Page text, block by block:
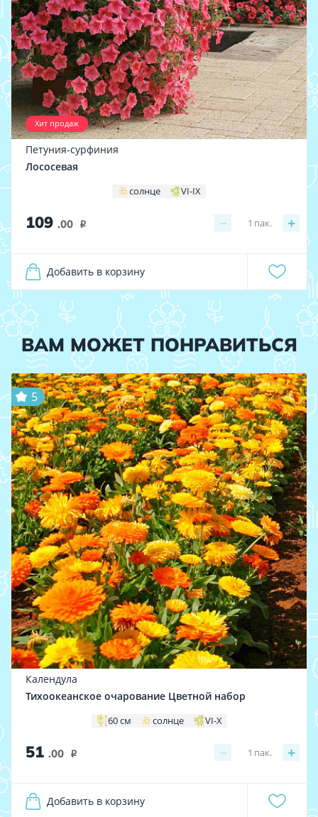
Хит продаж
Петуния-сурфиния
Лососевая
солнце VI-IX
109 .00 i − +
1 пак.
Добавить в корзину
ВАМ МОЖЕТ ПОНРАВИТЬСЯ
5
Календула
Тихоокеанское очарование Цветной набор
60 см солнце VI-X
51 .00 i − +
1 пак.
Добавить в корзину